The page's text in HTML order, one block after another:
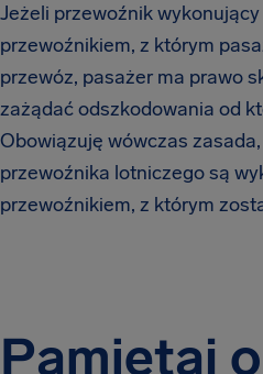
Jeżeli przewoźnik
przewoźnikiem, z którym
przewóz, pasażer ma prawo
zażądać odszkodowania od
Obowiązuję wówczas
przewoźnika lotniczego są
przewoźnikiem, z którym
Pamiętaj